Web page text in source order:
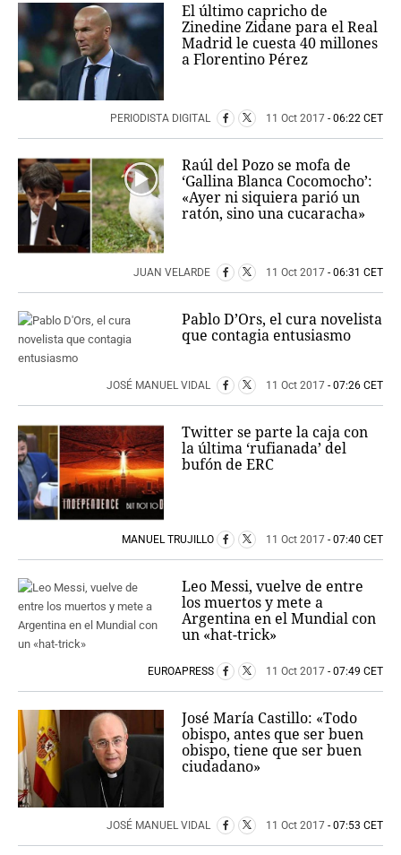
El último capricho de
Zinedine Zidane para el Real
Madrid le cuesta 40 millones
a Florentino Pérez
PERIODISTA DIGITAL 11 Oct 2017 - 06:22 CET
Raúl del Pozo se mofa de
‘Gallina Blanca Cocomocho’:
«Ayer ni siquiera parió un
ratón, sino una cucaracha»
JUAN VELARDE 11 Oct 2017 - 06:31 CET
Pablo D’Ors, el cura novelista
que contagia entusiasmo
JOSÉ MANUEL VIDAL 11 Oct 2017 - 07:26 CET
Twitter se parte la caja con
la última ‘rufianada’ del
bufón de ERC
MANUEL TRUJILLO 11 Oct 2017 - 07:40 CET
Leo Messi, vuelve de entre
los muertos y mete a
Argentina en el Mundial con
un «hat-trick»
EUROAPRESS 11 Oct 2017 - 07:49 CET
José María Castillo: «Todo
obispo, antes que ser buen
obispo, tiene que ser buen
ciudadano»
JOSÉ MANUEL VIDAL 11 Oct 2017 - 07:53 CET